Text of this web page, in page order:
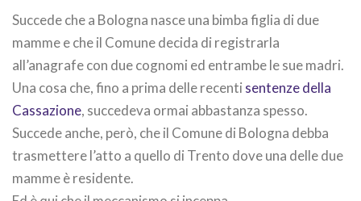
Succede che a Bologna nasce una bimba figlia di due
mamme e che il Comune decida di registrarla
all’anagrafe con due cognomi ed entrambe le sue madri.
Una cosa che, fino a prima delle recenti sentenze della
Cassazione, succedeva ormai abbastanza spesso.
Succede anche, però, che il Comune di Bologna debba
trasmettere l’atto a quello di Trento dove una delle due
mamme è residente.